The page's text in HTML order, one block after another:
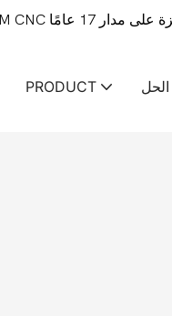
PRODUCT الحل